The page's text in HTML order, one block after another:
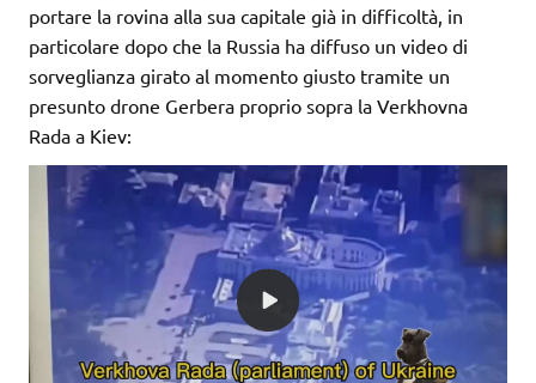
portare la rovina alla sua capitale già in difficoltà, in
particolare dopo che la Russia ha diffuso un video di
sorveglianza girato al momento giusto tramite un
presunto drone Gerbera proprio sopra la Verkhovna
Rada a Kiev: